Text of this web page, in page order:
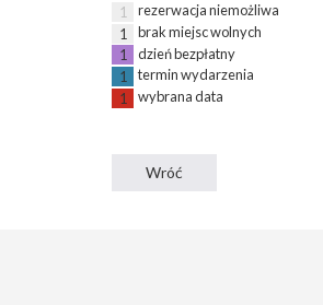
1
rezerwacja niemożliwa
1
brak miejsc wolnych
1
dzień bezpłatny
1
termin wydarzenia
1
wybrana data